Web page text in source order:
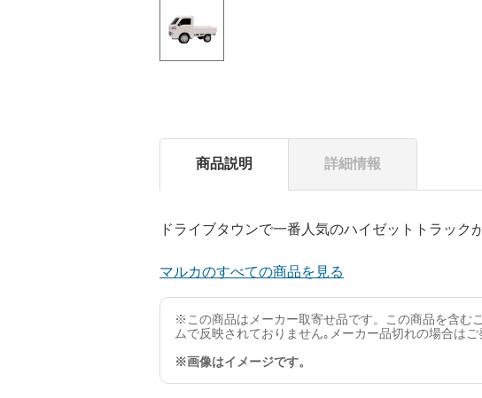
商品説明 詳細情報
ドライブタウンで一番人気のハイゼットトラック
マルカのすべての商品を見る
※この商品はメーカー取寄せ品です。この商品を含む
ムで反映されておりません｡メーカー品切れの場合は
※画像はイメージです。